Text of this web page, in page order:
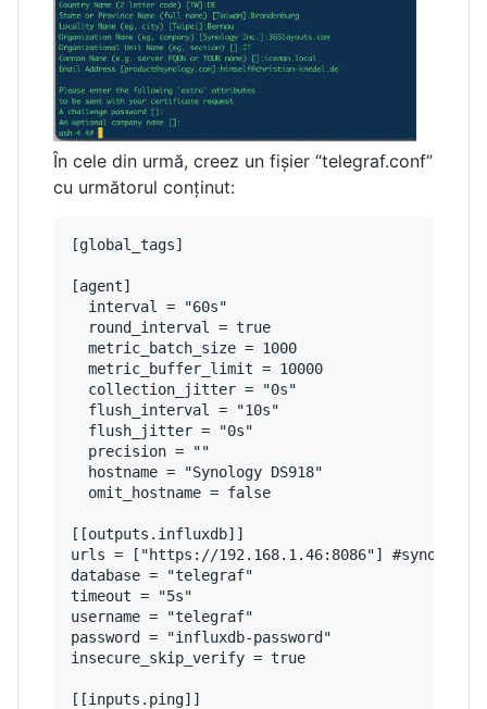
În cele din urmă, creez un fișier “telegraf.conf”
cu următorul conținut:
[global_tags]
[agent]
  interval = "60s"
  round_interval = true
  metric_batch_size = 1000
  metric_buffer_limit = 10000
  collection_jitter = "0s"
  flush_interval = "10s"
  flush_jitter = "0s"
  precision = ""
  hostname = "Synology DS918"
  omit_hostname = false
[[outputs.influxdb]]
urls = ["https://192.168.1.46:8086"] #synology
database = "telegraf"
timeout = "5s"
username = "telegraf"
password = "influxdb-password"
insecure_skip_verify = true
[[inputs.ping]]